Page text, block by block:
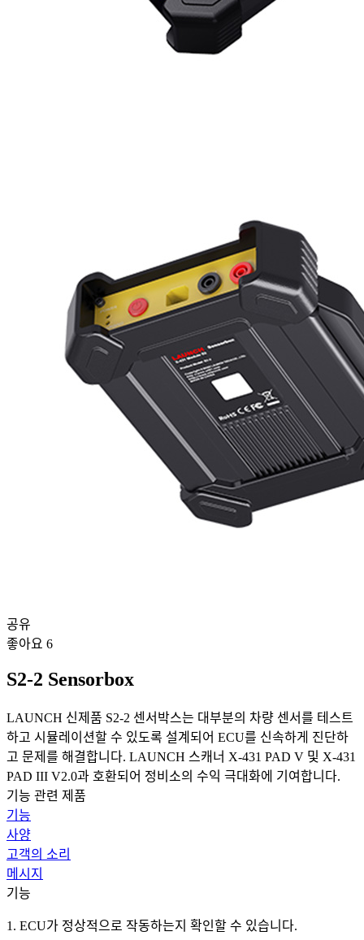
공유
좋아요 6
S2-2 Sensorbox
LAUNCH 신제품 S2-2 센서박스는 대부분의 차량 센서를 테스트
하고 시뮬레이션할 수 있도록 설계되어 ECU를 신속하게 진단하
고 문제를 해결합니다. LAUNCH 스캐너 X-431 PAD V 및 X-431
PAD III V2.0과 호환되어 정비소의 수익 극대화에 기여합니다.
기능 관련 제품
기능
사양
고객의 소리
메시지
기능
1. ECU가 정상적으로 작동하는지 확인할 수 있습니다.